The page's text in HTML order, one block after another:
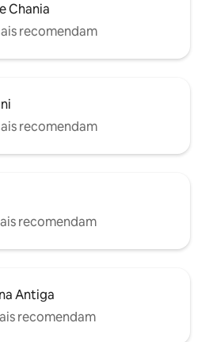
Chania
recomendam
recomendam
recomendam
Antiga
recomendam